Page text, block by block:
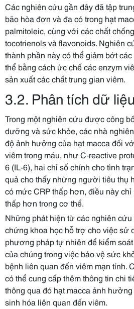
Các nghiên cứu gần đây đã tập
bão hòa đơn và đa có trong hạt
palmitoleic, cùng với các chất
tocotrienols và flavonoids. Nghiên
thành phần này có thể giảm bớt
thể bằng cách ức chế các enzym
sản xuất các chất trung gian viêm.
3.2. Phân tích dữ
Trong một nghiên cứu được công
dưỡng và sức khỏe, các nhà
độ ảnh hưởng của hạt macca đối
viêm trong máu, như C-reactive
6 (IL-6), hai chỉ số chính cho tình
quả cho thấy những người tiêu thụ
có mức CRP thấp hơn, điều này
thấp hơn trong cơ thể.
Những phát hiện từ các nghiên
chứng khoa học hỗ trợ cho việc sử
phương pháp tự nhiên để kiểm
của chúng trong việc bảo vệ sức
bệnh liên quan đến viêm mạn tính.
có thể cung cấp thêm thông tin chi
thông qua đó hạt macca ảnh
sinh hóa liên quan đến viêm.